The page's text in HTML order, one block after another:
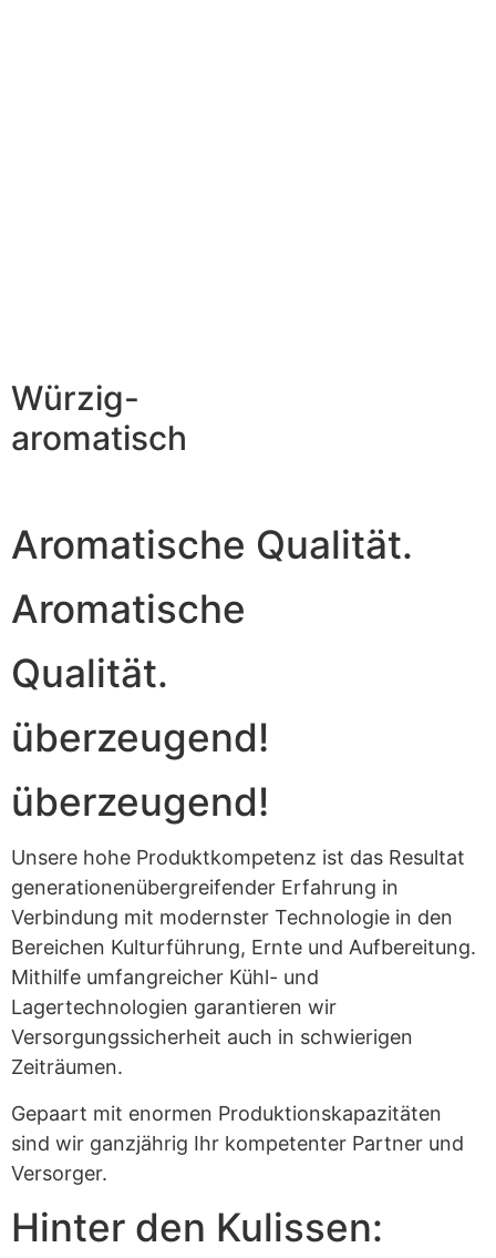
Würzig-
aromatisch
Aromatische Qualität.
Aromatische
Qualität.
überzeugend!
überzeugend!
Unsere hohe Produktkompetenz ist das Resultat
generationenübergreifender Erfahrung in
Verbindung mit modernster Technologie in den
Bereichen Kulturführung, Ernte und Aufbereitung.
Mithilfe umfangreicher Kühl- und
Lagertechnologien garantieren wir
Versorgungssicherheit auch in schwierigen
Zeiträumen.
Gepaart mit enormen Produktionskapazitäten
sind wir ganzjährig Ihr kompetenter Partner und
Versorger.
Hinter den Kulissen: